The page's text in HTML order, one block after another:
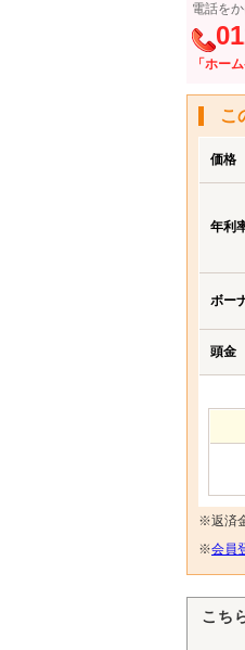
電話を
「ホー
こ
価格
年利
ボー
頭金
※返済
※会員
こち